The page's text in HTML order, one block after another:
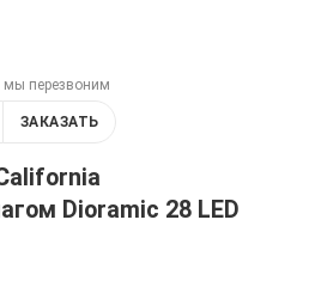
мы перезвоним
ЗАКАЗАТЬ
Dioramic 28 LED